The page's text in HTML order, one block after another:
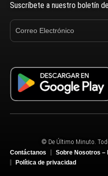
Suscríbete a nuestro boletín
© De Último Minuto.
Contáctanos
Sobre Nosotros –
Política de privacidad